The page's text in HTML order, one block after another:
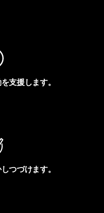
支援します。
つづけます。